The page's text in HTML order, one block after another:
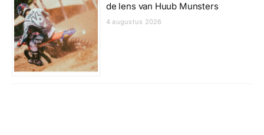
de lens van Huub Munsters
4 augustus 2026